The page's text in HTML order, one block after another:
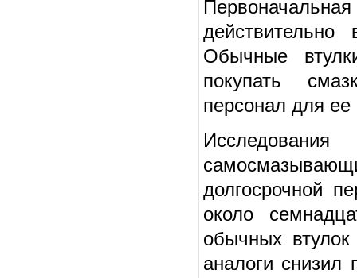
Обычные
покупать
персонал для
долгосрочной
около
обычных
аналоги снизил